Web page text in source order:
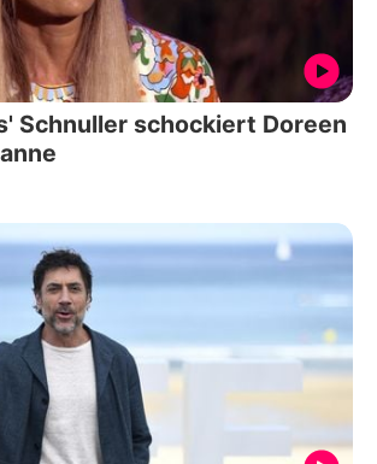
Schnuller schockiert Doreen